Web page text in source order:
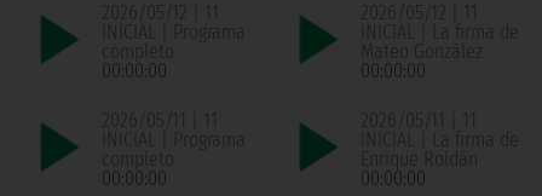
2026/05/12 | 11
INICIAL | Programa
completo
00:00:00
2026/05/12 | 11
INICIAL | La firma de
Mateo González
00:00:00
2026/05/11 | 11
INICIAL | Programa
completo
00:00:00
2026/05/11 | 11
INICIAL | La firma de
Enrique Roldán
00:00:00